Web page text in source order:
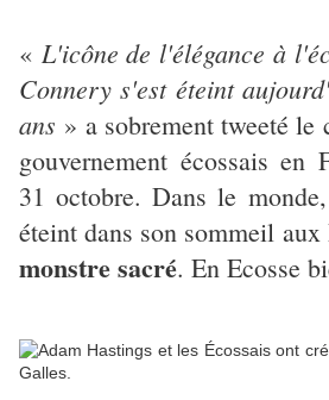
« L'icône de l'élégance à
Connery s'est éteint
ans » a sobrement tweeté
gouvernement écossais en
31 octobre. Dans le
éteint dans son sommeil
monstre sacré. En Ecosse